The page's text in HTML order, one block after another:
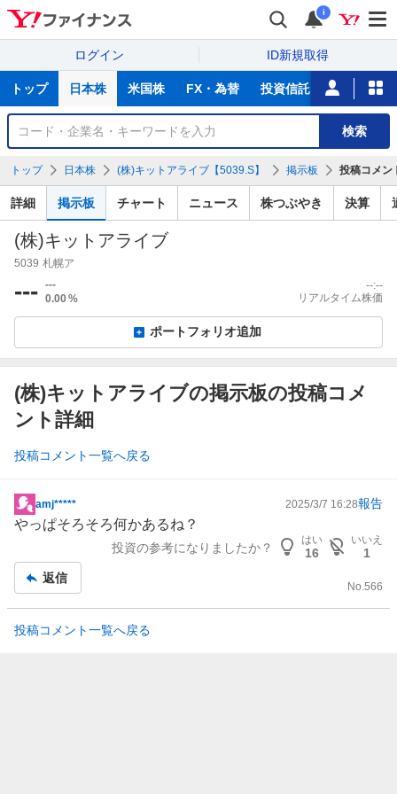
i
ログイン ID新規取得
サ
トップ 日本株 米国株 FX・為替 投資信託 ニュース
銘
検
索
検索
トップ 日本株 (株)キットアライブ【5039.S】 掲示板 投稿コメン
詳細 掲示板 チャート ニュース 株つぶやき 決算
(株)キットアライブ
5039 札幌ア
--- ---
0.00%
--:--
リアルタイム株価
ポートフォリオ追加
(株)キットアライブの掲示板の投稿コメ
ント詳細
投稿コメント一覧へ戻る
掲
示
事
amj***** 2025/3/7 16:28報告
やっぱそろそろ何かあるね？
投資の参考になりましたか？
はい
16
いいえ
1
返信
No.566
投稿コメント一覧へ戻る